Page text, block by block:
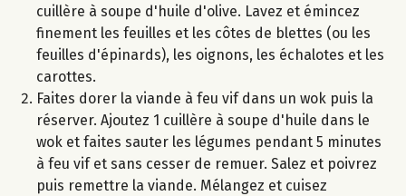
cuillère à soupe d'huile d'olive. Lavez et émincez
finement les feuilles et les côtes de blettes (ou les
feuilles d'épinards), les oignons, les échalotes et les
carottes.
Faites dorer la viande à feu vif dans un wok puis la
réserver. Ajoutez 1 cuillère à soupe d'huile dans le
wok et faites sauter les légumes pendant 5 minutes
à feu vif et sans cesser de remuer. Salez et poivrez
puis remettre la viande. Mélangez et cuisez